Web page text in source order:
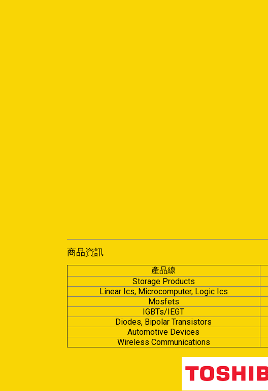
商品資訊
產品線
Storage Products
Linear Ics, Microcomputer, Logic Ics
Mosfets
IGBTs/IEGT
Diodes, Bipolar Transistors
Automotive Devices
Wireless Communications